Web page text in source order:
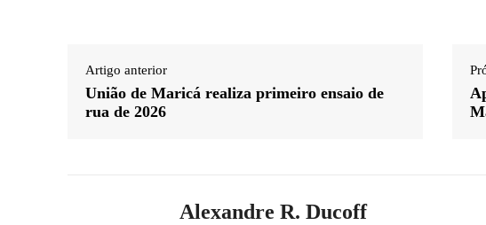
Artigo anterior
União de Maricá realiza primeiro ensaio de
rua de 2026
Alexandre R. Ducoff